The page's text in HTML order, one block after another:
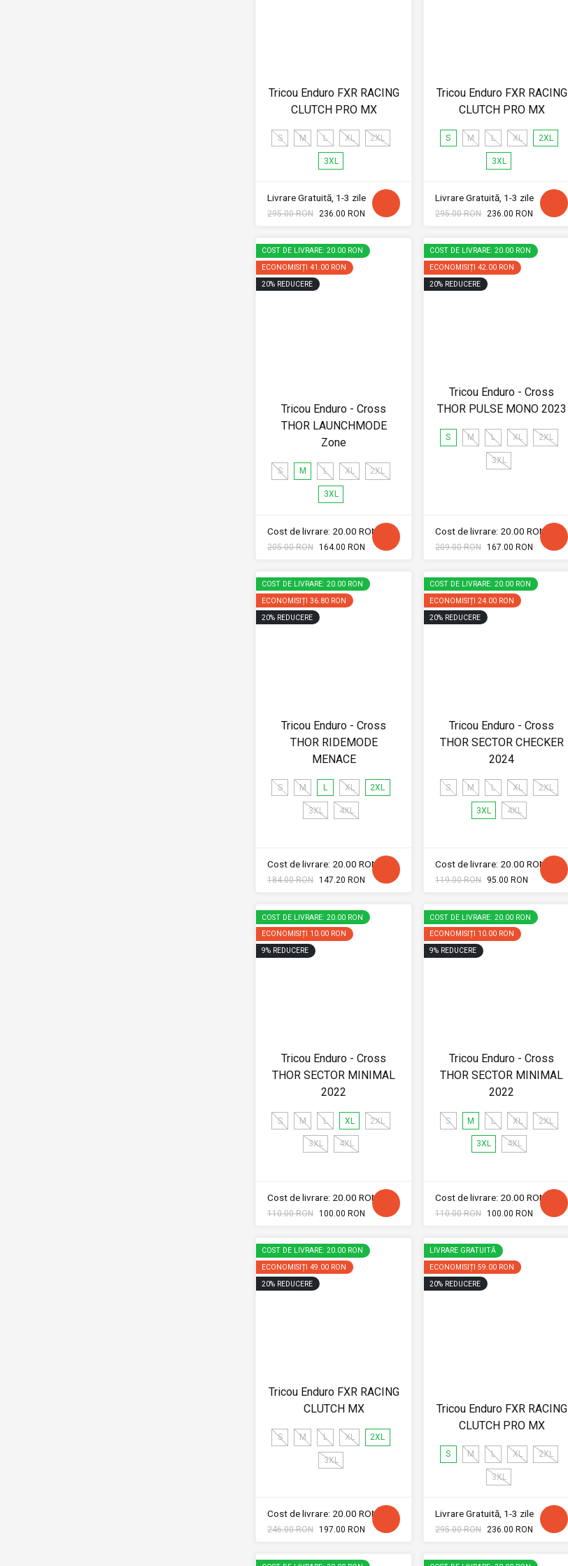
Tricou Enduro FXR RACING
CLUTCH PRO MX
S M L XL 2XL
3XL
Livrare Gratuită, 1-3 zile
295.00 RON 236.00 RON
Tricou Enduro FXR RACING
CLUTCH PRO MX
S M L XL 2XL
3XL
Livrare Gratuită, 1-3 zile
295.00 RON 236.00 RON
COST DE LIVRARE: 20.00 RON
ECONOMISIȚI 41.00 RON
20% REDUCERE
Tricou Enduro - Cross
THOR LAUNCHMODE
Zone
S M L XL 2XL
3XL
Cost de livrare: 20.00 RON
205.00 RON 164.00 RON
COST DE LIVRARE: 20.00 RON
ECONOMISIȚI 42.00 RON
20% REDUCERE
Tricou Enduro - Cross
THOR PULSE MONO 2023
S M L XL 2XL
3XL
Cost de livrare: 20.00 RON
209.00 RON 167.00 RON
COST DE LIVRARE: 20.00 RON
ECONOMISIȚI 36.80 RON
20% REDUCERE
Tricou Enduro - Cross
THOR RIDEMODE
MENACE
S M L XL 2XL
3XL 4XL
Cost de livrare: 20.00 RON
184.00 RON 147.20 RON
COST DE LIVRARE: 20.00 RON
ECONOMISIȚI 24.00 RON
20% REDUCERE
Tricou Enduro - Cross
THOR SECTOR CHECKER
2024
S M L XL 2XL
3XL 4XL
Cost de livrare: 20.00 RON
119.00 RON 95.00 RON
COST DE LIVRARE: 20.00 RON
ECONOMISIȚI 10.00 RON
9% REDUCERE
Tricou Enduro - Cross
THOR SECTOR MINIMAL
2022
S M L XL 2XL
3XL 4XL
Cost de livrare: 20.00 RON
110.00 RON 100.00 RON
COST DE LIVRARE: 20.00 RON
ECONOMISIȚI 10.00 RON
9% REDUCERE
Tricou Enduro - Cross
THOR SECTOR MINIMAL
2022
S M L XL 2XL
3XL 4XL
Cost de livrare: 20.00 RON
110.00 RON 100.00 RON
COST DE LIVRARE: 20.00 RON
ECONOMISIȚI 49.00 RON
20% REDUCERE
Tricou Enduro FXR RACING
CLUTCH MX
S M L XL 2XL
3XL
Cost de livrare: 20.00 RON
246.00 RON 197.00 RON
LIVRARE GRATUITĂ
ECONOMISIȚI 59.00 RON
20% REDUCERE
Tricou Enduro FXR RACING
CLUTCH PRO MX
S M L XL 2XL
3XL
Livrare Gratuită, 1-3 zile
295.00 RON 236.00 RON